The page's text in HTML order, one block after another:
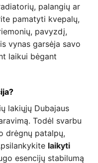
palangių ar
pamatyti kvepalų,
pavyzdį,
vynas garsėja savo
laikui bėgant
lakiųjų Dubajaus
Todėl svarbu
drėgnų patalpų,
laikyti
esencijų stabilumą